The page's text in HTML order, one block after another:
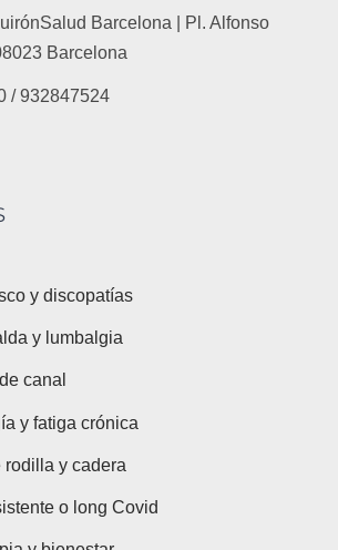
Barcelona | Pl. Alfonso
Barcelona
/ 932847524
y discopatías
y lumbalgia
canal
y fatiga crónica
rodilla y cadera
o long Covid